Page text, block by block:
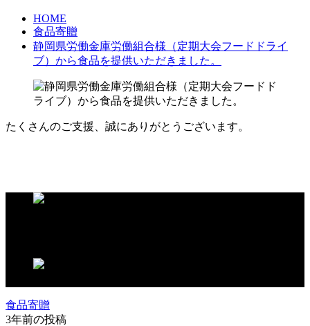
HOME
食品寄贈
静岡県労働金庫労働組合様（定期大会フードドライ
ブ）から食品を提供いただきました。
たくさんのご支援、誠にありがとうございます。
食品寄贈
3年前の投稿